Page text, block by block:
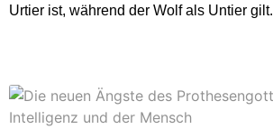
Urtier ist, während der Wolf als Untier gilt.